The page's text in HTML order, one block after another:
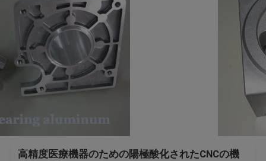
高精度医療機器のための陽極酸化されたCNCの機